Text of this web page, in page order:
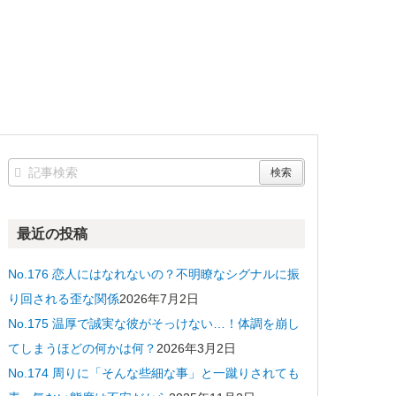
最近の投稿
No.176 恋人にはなれないの？不明瞭なシグナルに振
り回される歪な関係2026年7月2日
No.175 温厚で誠実な彼がそっけない…！体調を崩し
てしまうほどの何かは何？ 2026年3月2日
No.174 周りに「そんな些細な事」と一蹴りされても